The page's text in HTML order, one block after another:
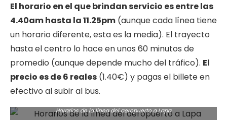
El horario en el que brindan servicio es entre las
4.40am hasta la 11.25pm (aunque cada línea tiene
un horario diferente, esta es la media). El trayecto
hasta el centro lo hace en unos 60 minutos de
promedio (aunque depende mucho del tráfico). El
precio es de 6 reales (1.40€) y pagas el billete en
efectivo al subir al bus.
Horarios de la línea del aeropuerto a Lapa